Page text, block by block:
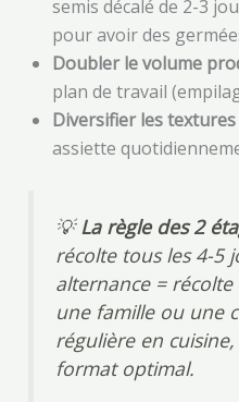
semis décalé de 2-3
pour avoir des
Doubler le volume
plan de travail
Diversifier les
assiette
💡La règle des 2
récolte tous les 4-5
alternance =
une famille ou une
régulière en
format optimal.